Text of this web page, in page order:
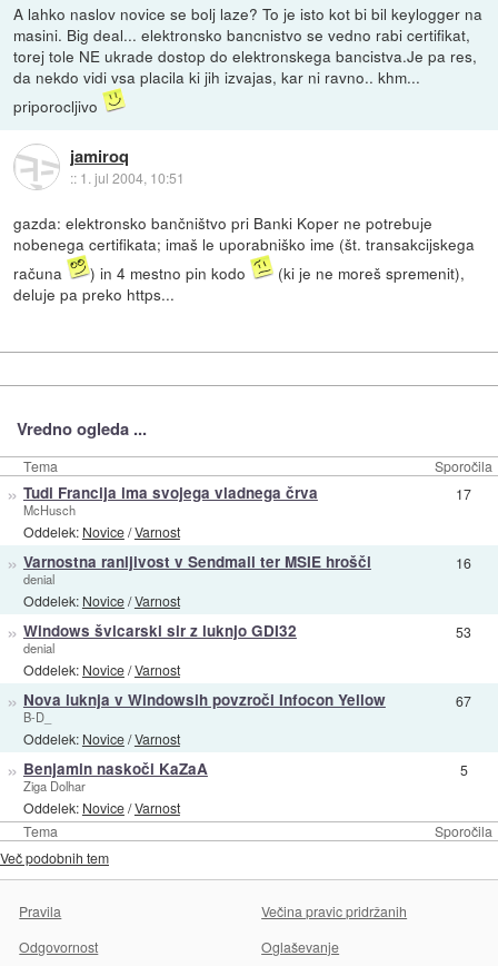
A lahko naslov novice se bolj laze? To je isto kot bi bil keylogger na
masini. Big deal... elektronsko bancnistvo se vedno rabi certifikat,
torej tole NE ukrade dostop do elektronskega bancistva.Je pa res,
da nekdo vidi vsa placila ki jih izvajas, kar ni ravno.. khm...
priporocljivo
jamiroq
:: 1. jul 2004, 10:51
gazda: elektronsko bančništvo pri Banki Koper ne potrebuje
nobenega certifikata; imaš le uporabniško ime (št. transakcijskega
računa
) in 4 mestno pin kodo
(ki je ne moreš spremenit),
deluje pa preko https...
Vredno ogleda ...
Tema Sporočila
Tema Sporočila
» Tudi Francija ima svojega vladnega črva
McHusch
Oddelek: Novice/Varnost
17
» Varnostna ranljivost v Sendmail ter MSIE hrošči
denial
Oddelek: Novice/Varnost
16
» Windows švicarski sir z luknjo GDI32
denial
Oddelek: Novice/Varnost
53
» Nova luknja v Windowsih povzroči Infocon Yellow
B-D_
Oddelek: Novice/Varnost
67
» Benjamin naskoči KaZaA
Ziga Dolhar
Oddelek: Novice/Varnost
5
Več podobnih tem
Pravila
Večina pravic pridržanih
Odgovornost
Oglaševanje